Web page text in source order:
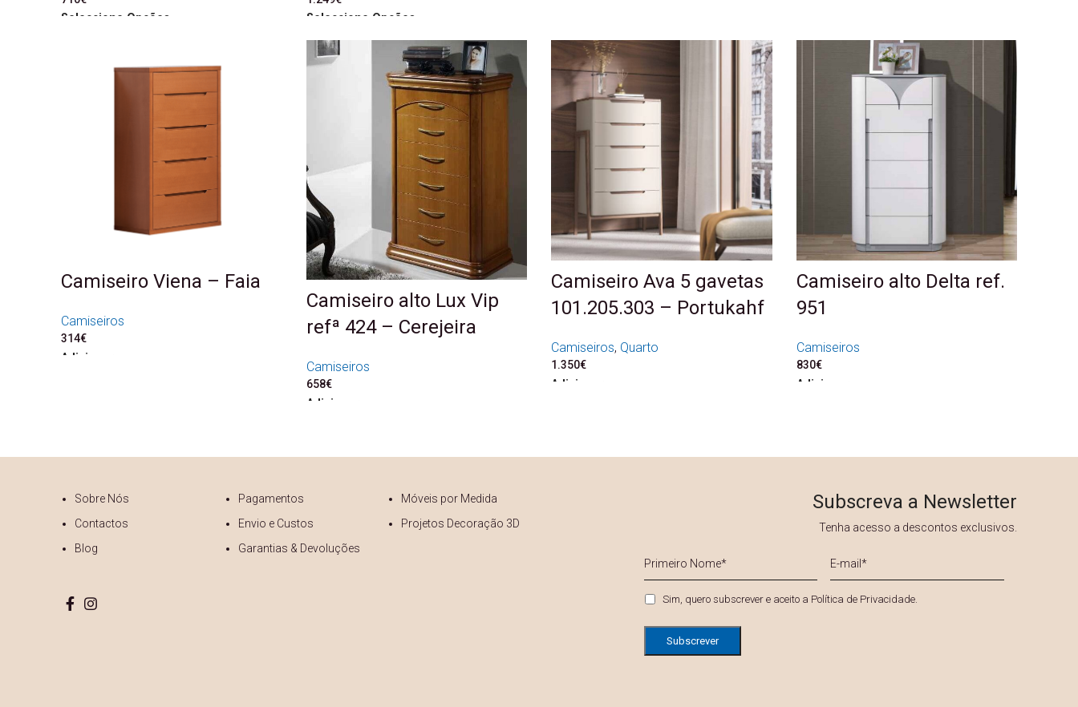
Seleccione Opções Seleccione Opções
Camiseiro Viena – Faia
Camiseiros
314€
Adicionar
Camiseiro alto Lux Vip
refª 424 – Cerejeira
Camiseiros
658€
Adicionar
Camiseiro Ava 5 gavetas
101.205.303 – Portukahf
Camiseiros, Quarto
1.350€
Adicionar
Camiseiro alto Delta ref.
951
Camiseiros
830€
Adicionar
Sobre Nós
Contactos
Blog
Pagamentos
Envio e Custos
Garantias & Devoluções
Móveis por Medida
Projetos Decoração 3D
Subscreva a Newsletter
Tenha acesso a descontos exclusivos.
Nome
*
mail
Privacidade *
Sim, quero subscrever e aceito a Política de Privacidade.